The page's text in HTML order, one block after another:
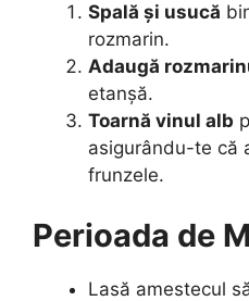
Spală și usucă
rozmarin.
Adaugă
etanșă.
Toarnă vinul alb
asigurându-te că
frunzele.
Perioada de
Lasă amestecul